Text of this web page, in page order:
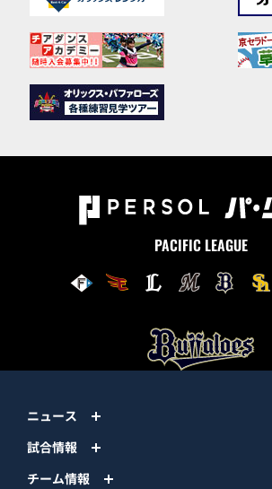
PACIFIC LEAGUE
ニュース
試合情報
チーム情報